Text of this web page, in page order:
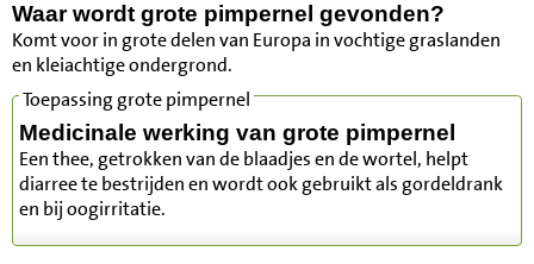
Waar wordt grote pimpernel gevonden?
Komt voor in grote delen van Europa in vochtige graslanden
en kleiachtige ondergrond.
Toepassing grote pimpernel
Medicinale werking van grote pimpernel
Een thee, getrokken van de blaadjes en de wortel, helpt
diarree te bestrijden en wordt ook gebruikt als gordeldrank
en bij oogirritatie.